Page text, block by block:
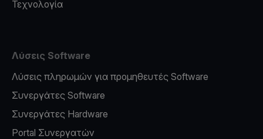
Τεχνολογία
Λύσεις Software
Λύσεις πληρωμών για προμηθευτές Software
Συνεργάτες Software
Συνεργάτες Hardware
Portal Συνεργατών